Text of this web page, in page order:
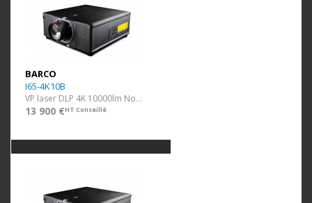
BARCO
I65-4K10B
VP laser DLP 4K 10000lm Noir ss optique
13 900 €HT Conseillé